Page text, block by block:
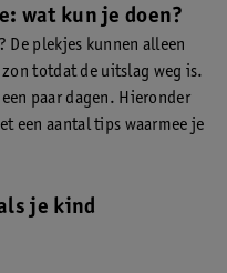
wat kun je doen?
De plekjes kunnen alleen
totdat de uitslag weg is.
paar dagen. Hieronder
een aantal tips waarmee je
je kind